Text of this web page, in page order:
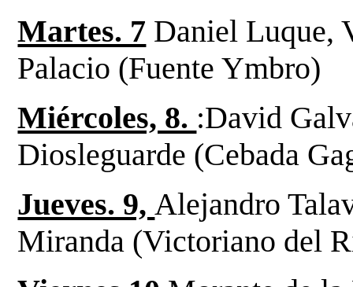
Martes. 7 Daniel Luque,
Palacio (Fuente Ymbro)
Miércoles, 8. :David
Diosleguarde (Cebada
Jueves. 9, Alejandro
Miranda (Victoriano del